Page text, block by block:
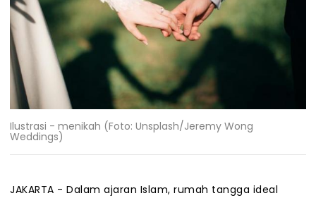
Ilustrasi - menikah (Foto: Unsplash/Jeremy Wong
Weddings)
JAKARTA - Dalam ajaran Islam, rumah tangga ideal